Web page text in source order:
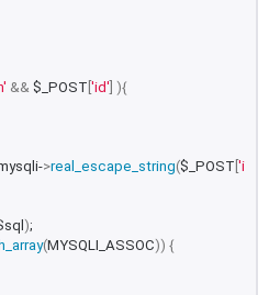
&& $_POST 'id' ){
>real_escape_string($_POST 'id'
);
(MYSQLI_ASSOC)) {